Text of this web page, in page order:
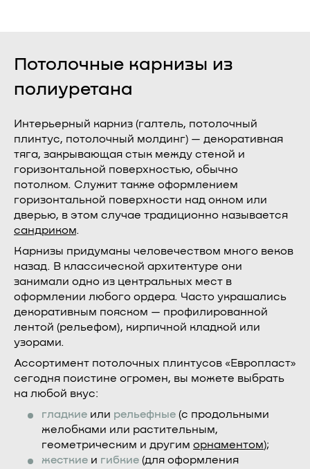
Потолочные карнизы из
полиуретана
Интерьерный карниз (галтель, потолочный
плинтус, потолочный молдинг) — декоративная
тяга, закрывающая стык между стеной и
горизонтальной поверхностью, обычно
потолком. Служит также оформлением
горизонтальной поверхности над окном или
дверью, в этом случае традиционно называется
сандриком.
Карнизы придуманы человечеством много веков
назад. В классической архитектуре они
занимали одно из центральных мест в
оформлении любого ордера. Часто украшались
декоративным пояском — профилированной
лентой (рельефом), кирпичной кладкой или
узорами.
Ассортимент потолочных плинтусов «Европласт»
сегодня поистине огромен, вы можете выбрать
на любой вкус:
гладкие или рельефные (с продольными
желобками или растительным,
геометрическим и другим орнаментом);
жесткие и гибкие (для оформления